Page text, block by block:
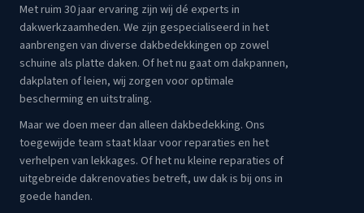
Met ruim 30 jaar ervaring zijn wij dé experts in
dakwerkzaamheden. We zijn gespecialiseerd in het
aanbrengen van diverse dakbedekkingen op zowel
schuine als platte daken. Of het nu gaat om dakpannen,
dakplaten of leien, wij zorgen voor optimale
bescherming en uitstraling.
Maar we doen meer dan alleen dakbedekking. Ons
toegewijde team staat klaar voor reparaties en het
verhelpen van lekkages. Of het nu kleine reparaties of
uitgebreide dakrenovaties betreft, uw dak is bij ons in
goede handen.